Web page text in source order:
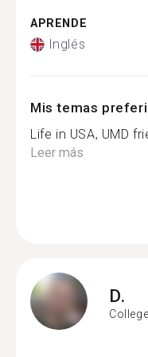
APRENDE
Inglés
Mis temas
Life in USA, UMD
Leer más
D.